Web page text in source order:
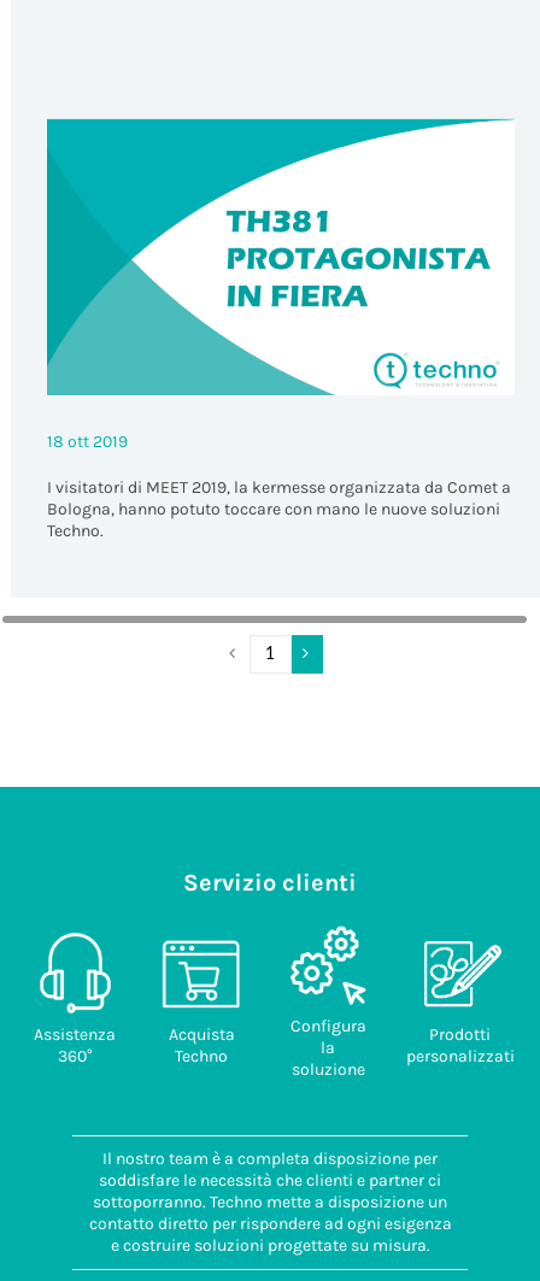
18 ott 2019
I visitatori di MEET 2019, la kermesse organizzata da Comet a
Bologna, hanno potuto toccare con mano le nuove soluzioni
Techno.
Servizio clienti
Assistenza
360°
Acquista
Techno
Configura
la
soluzione
Prodotti
personalizzati
Il nostro team è a completa disposizione per
soddisfare le necessità che clienti e partner ci
sottoporranno. Techno mette a disposizione un
contatto diretto per rispondere ad ogni esigenza
e costruire soluzioni progettate su misura.